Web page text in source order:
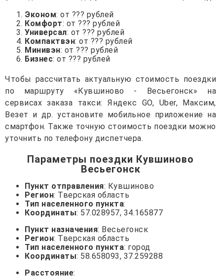
Эконом: от ??? рублей
Комфорт: от ??? рублей
Универсал: от ??? рублей
Компактвэн: от ??? рублей
Минивэн: от ??? рублей
Бизнес: от ??? рублей
Чтобы рассчитать актуальную стоимость поездки
по маршруту «Кувшиново - Весьегонск» на
сервисах заказа такси: Яндекс GO, Uber, Максим,
Везет и др. установите мобильное приложение на
смартфон. Также точную стоимость поездки можно
уточнить по телефону диспетчера.
Параметры поездки Кувшиново
Весьегонск
Пункт отправления: Кувшиново
Регион: Тверская область
Тип населенного пункта:
Координаты: 57.028957, 34.165877
Пункт назначения: Весьегонск
Регион: Тверская область
Тип населенного пункта: город
Координаты: 58.658093, 37.259288
Расстояние: